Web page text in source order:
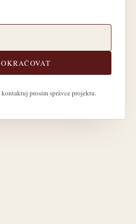
kontaktuj prosím správce projektu.